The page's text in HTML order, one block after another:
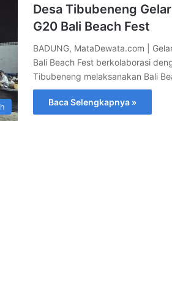
Desa Tibubeneng
G20 Bali Beach Fest
BADUNG, MataDewata.com |
Bali Beach Fest berkolaborasi
Tibubeneng melaksanakan Bali
Baca Selengkapnya »